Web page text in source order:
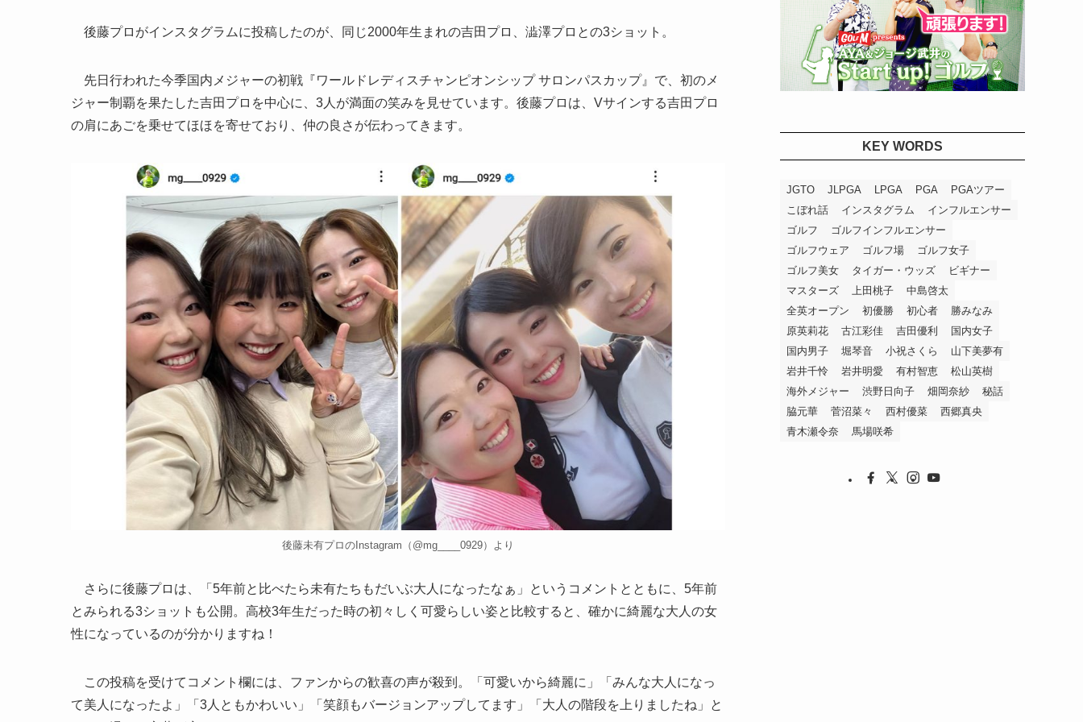
後藤プロがインスタグラムに投稿したのが、同じ2000年生まれの吉田プロ、澁澤プロとの3ショット。
先日行われた今季国内メジャーの初戦『ワールドレディスチャンピオンシップ サロンパスカップ』で、初のメ
ジャー制覇を果たした吉田プロを中心に、3人が満面の笑みを見せています。後藤プロは、Vサインする吉田プロ
の肩にあごを乗せてほほを寄せており、仲の良さが伝わってきます。
後藤未有プロのInstagram（@mg____0929）より
さらに後藤プロは、「5年前と比べたら未有たちもだいぶ大人になったなぁ」というコメントとともに、5年前
とみられる3ショットも公開。高校3年生だった時の初々しく可愛らしい姿と比較すると、確かに綺麗な大人の女
性になっているのが分かりますね！
この投稿を受けてコメント欄には、ファンからの歓喜の声が殺到。「可愛いから綺麗に」「みんな大人になっ
て美人になったよ」「3人ともかわいい」「笑顔もバージョンアップしてます」「大人の階段を上りましたね」と
KEY WORDS
JGTO JLPGA LPGA PGA
PGAツアー
こぼれ話
インスタグラム
インフルエンサー
ゴルフ
ゴルフインフルエンサー
ゴルフウェア
ゴルフ場
ゴルフ女子
ゴルフ美女
タイガー・ウッズ
ビギナー
マスターズ
上田桃子
中島啓太
全英オープン
初優勝 初心者
勝みなみ
原英莉花
古江彩佳 吉田優利
国内女子
国内男子
堀琴音 小祝さくら
山下美夢有
岩井千怜
岩井明愛 有村智恵
松山英樹
海外メジャー
渋野日向子 畑岡奈紗
秘話
脇元華
菅沼菜々 西村優菜
西郷真央
青木瀬令奈
馬場咲希